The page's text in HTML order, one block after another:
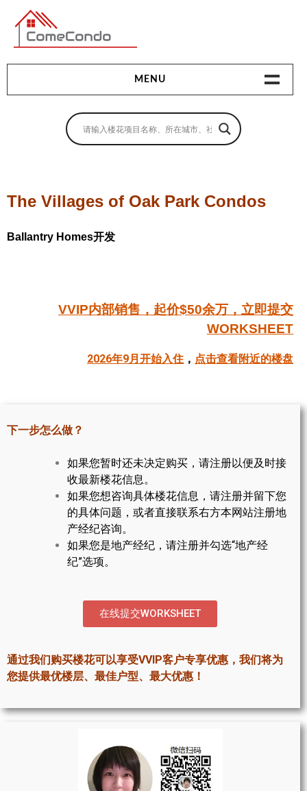
多伦多最新最全的楼花搜索引擎
MENU
地产相关
卖房指南
贷款指南
多伦多地产
大多伦多地区楼花开发商名录
楼花转让专区
多伦多市中心楼花项目
怡陶碧谷社区介绍
怡陶碧谷楼花项目
世嘉堡楼花项目
密西沙加社区介绍
密西沙加楼花项目
奥克维尔社区介绍
列治文山楼花项目
The Villages of Oak Park Condos
Ballantry Homes开发
VVIP内部销售，起价$50余万，立即提交
WORKSHEET
2026年9月开始入住 ， 点击查看附近的楼盘
下一步怎么做？
如果您暂时还未决定购买，请注册以便及时接
收最新楼花信息。
如果您想咨询具体楼花信息，请注册并留下您
的具体问题，或者直接联系右方本网站注册地
产经纪咨询。
如果您是地产经纪，请注册并勾选“地产经
纪”选项。
在线提交WORKSHEET
通过我们购买楼花可以享受VVIP客户专享优惠，我们将为
您提供最优楼层、最佳户型、最大优惠！